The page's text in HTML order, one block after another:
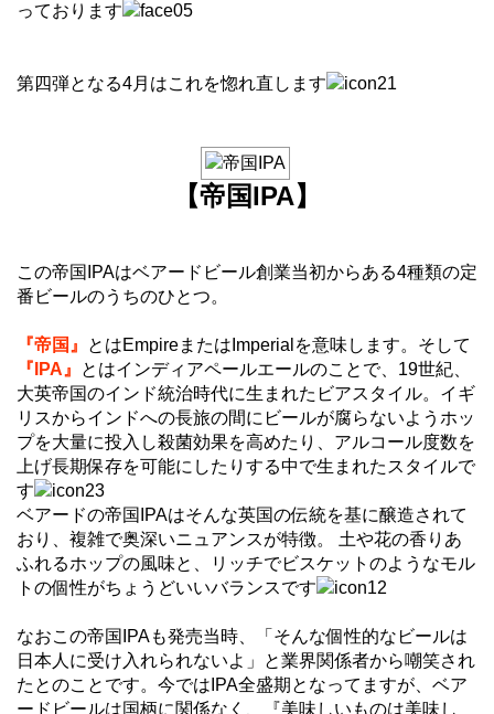
っております
第四弾となる4月はこれを惚れ直します
【帝国IPA】
この帝国IPAはベアードビール創業当初からある4種類の定
番ビールのうちのひとつ。
『帝国』
とはEmpireまたはImperialを意味します。そして
『IPA』
とはインディアペールエールのことで、19世紀、
大英帝国のインド統治時代に生まれたビアスタイル。イギ
リスからインドへの長旅の間にビールが腐らないようホッ
プを大量に投入し殺菌効果を高めたり、アルコール度数を
上げ長期保存を可能にしたりする中で生まれたスタイルで
す
ベアードの帝国IPAはそんな英国の伝統を基に醸造されて
おり、複雑で奥深いニュアンスが特徴。 土や花の香りあ
ふれるホップの風味と、リッチでビスケットのようなモル
トの個性がちょうどいいバランスです
なおこの帝国IPAも発売当時、「そんな個性的なビールは
日本人に受け入れられないよ」と業界関係者から嘲笑され
たとのことです。今ではIPA全盛期となってますが、ベア
ードビールは国柄に関係なく、『美味しいものは美味し